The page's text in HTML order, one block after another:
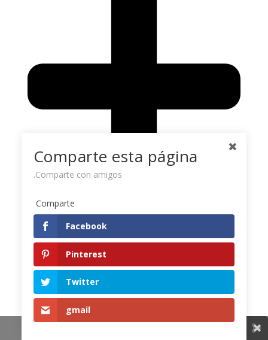
Comparte esta página
Comparte con amigos.
Comparte
Facebook
Pinterest
Twitter
gmail